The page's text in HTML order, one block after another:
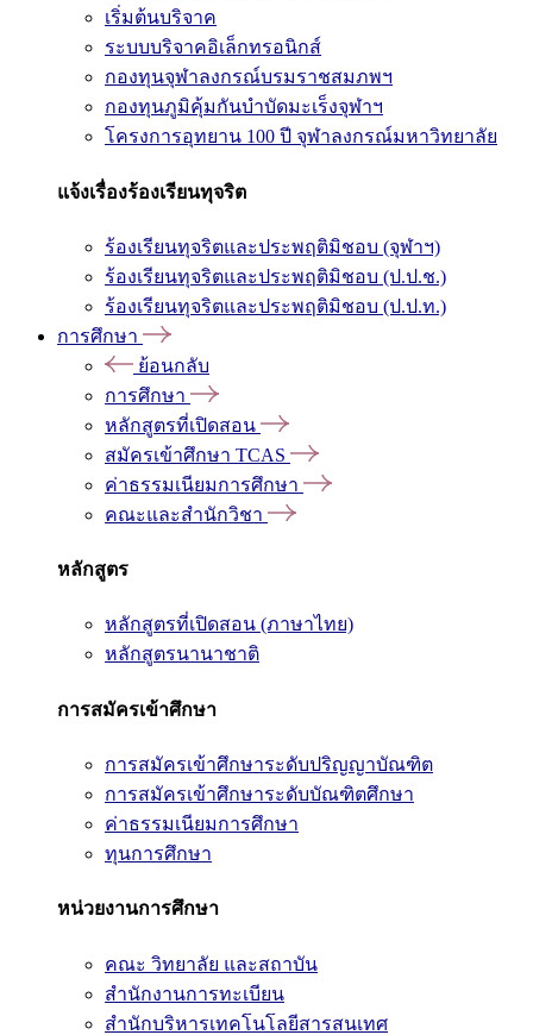
เริ่มต้นบริจาค
ระบบบริจาคอิเล็กทรอนิกส์
กองทุนจุฬาลงกรณ์บรมราชสมภพฯ
กองทุนภูมิคุ้มกันบำบัดมะเร็งจุฬาฯ
โครงการอุทยาน 100 ปี จุฬาลงกรณ์มหาวิทยาลัย
แจ้งเรื่องร้องเรียนทุจริต
ร้องเรียนทุจริตและประพฤติมิชอบ (จุฬาฯ)
ร้องเรียนทุจริตและประพฤติมิชอบ (ป.ป.ช.)
ร้องเรียนทุจริตและประพฤติมิชอบ (ป.ป.ท.)
การศึกษา
ย้อนกลับ
การศึกษา
หลักสูตรที่เปิดสอน
สมัครเข้าศึกษา TCAS
ค่าธรรมเนียมการศึกษา
คณะและสำนักวิชา
หลักสูตร
หลักสูตรที่เปิดสอน (ภาษาไทย)
หลักสูตรนานาชาติ
การสมัครเข้าศึกษา
การสมัครเข้าศึกษาระดับปริญญาบัณฑิต
การสมัครเข้าศึกษาระดับบัณฑิตศึกษา
ค่าธรรมเนียมการศึกษา
ทุนการศึกษา
หน่วยงานการศึกษา
คณะ วิทยาลัย และสถาบัน
สำนักงานการทะเบียน
สำนักบริหารเทคโนโลยีสารสนเทศ